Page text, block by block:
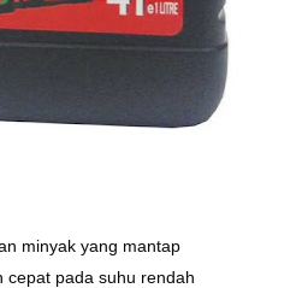
minyak yang mantap
cepat pada suhu rendah